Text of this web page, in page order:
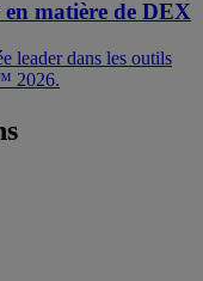
en matière de DEX
leader dans les outils
2026.